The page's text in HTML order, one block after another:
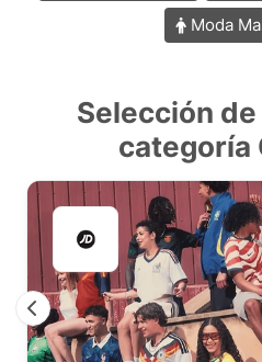
Moda
Selección
categoría
Previous